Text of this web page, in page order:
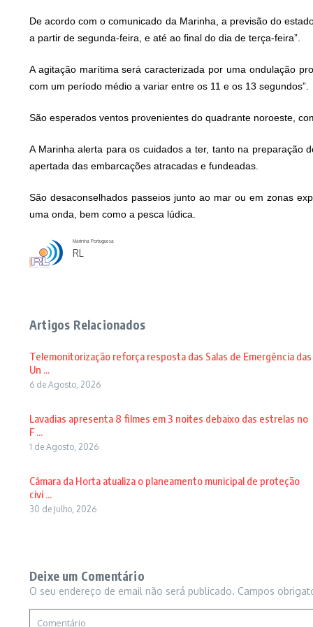
De acordo com o comunicado da Marinha, a previsão do
a partir de segunda-feira, e até ao final do dia de terça-feira”.
A agitação marítima será caracterizada por uma ondulação
com um período médio a variar entre os 11 e os 13 segundos”.
São esperados ventos provenientes do quadrante noroeste,
A Marinha alerta para os cuidados a ter, tanto na preparação
apertada das embarcações atracadas e fundeadas.
São desaconselhados passeios junto ao mar ou em zonas
uma onda, bem como a pesca lúdica.
Marinha Portuguesa
RL
Artigos Relacionados
Telemonitorização reforça resposta das Salas de Emergência das
Un ...
6 de Agosto, 2026
Lavadias apresenta 8 filmes em 3 noites debaixo das estrelas no
F ...
1 de Agosto, 2026
Câmara da Horta atualiza o planeamento municipal de proteção
civi ...
30 de Julho, 2026
Deixe um Comentário
O seu endereço de email não será publicado. Campos